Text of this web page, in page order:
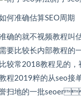
何准确估算SEO周期
准确的就不视频教程叫估算
需要比较长内部教程的一段时
比较常2018教程见的
程2019粹的从seo接单来说
扫地的一批seoer